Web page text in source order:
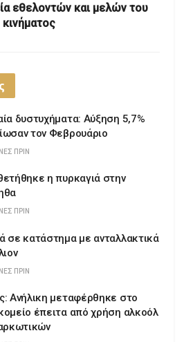
εθελοντών και μελών του
κινήματος
δυστυχήματα: Αύξηση 5,7%
τον Φεβρουάριο
ΠΡΙΝ
η πυρκαγιά στην
ΠΡΙΝ
σε κατάστημα με ανταλλακτικά
ΠΡΙΝ
Ανήλικη μεταφέρθηκε στο
έπειτα από χρήση αλκοόλ